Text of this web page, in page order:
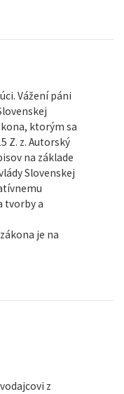
Vážení páni
ktorým sa
Z. z. Autorský
na základe
Slovenskej
tvorby a
je na
z